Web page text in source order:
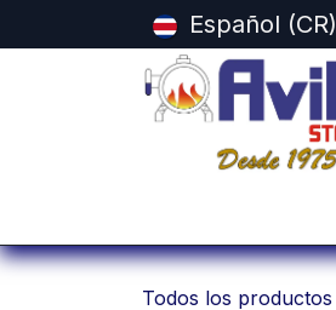
Español (CR)
Todos los productos